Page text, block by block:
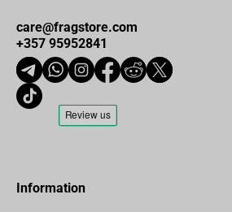
care@fragstore.com
+357 95952841
Information